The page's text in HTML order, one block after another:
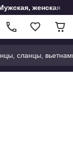
женская и
сланцы,